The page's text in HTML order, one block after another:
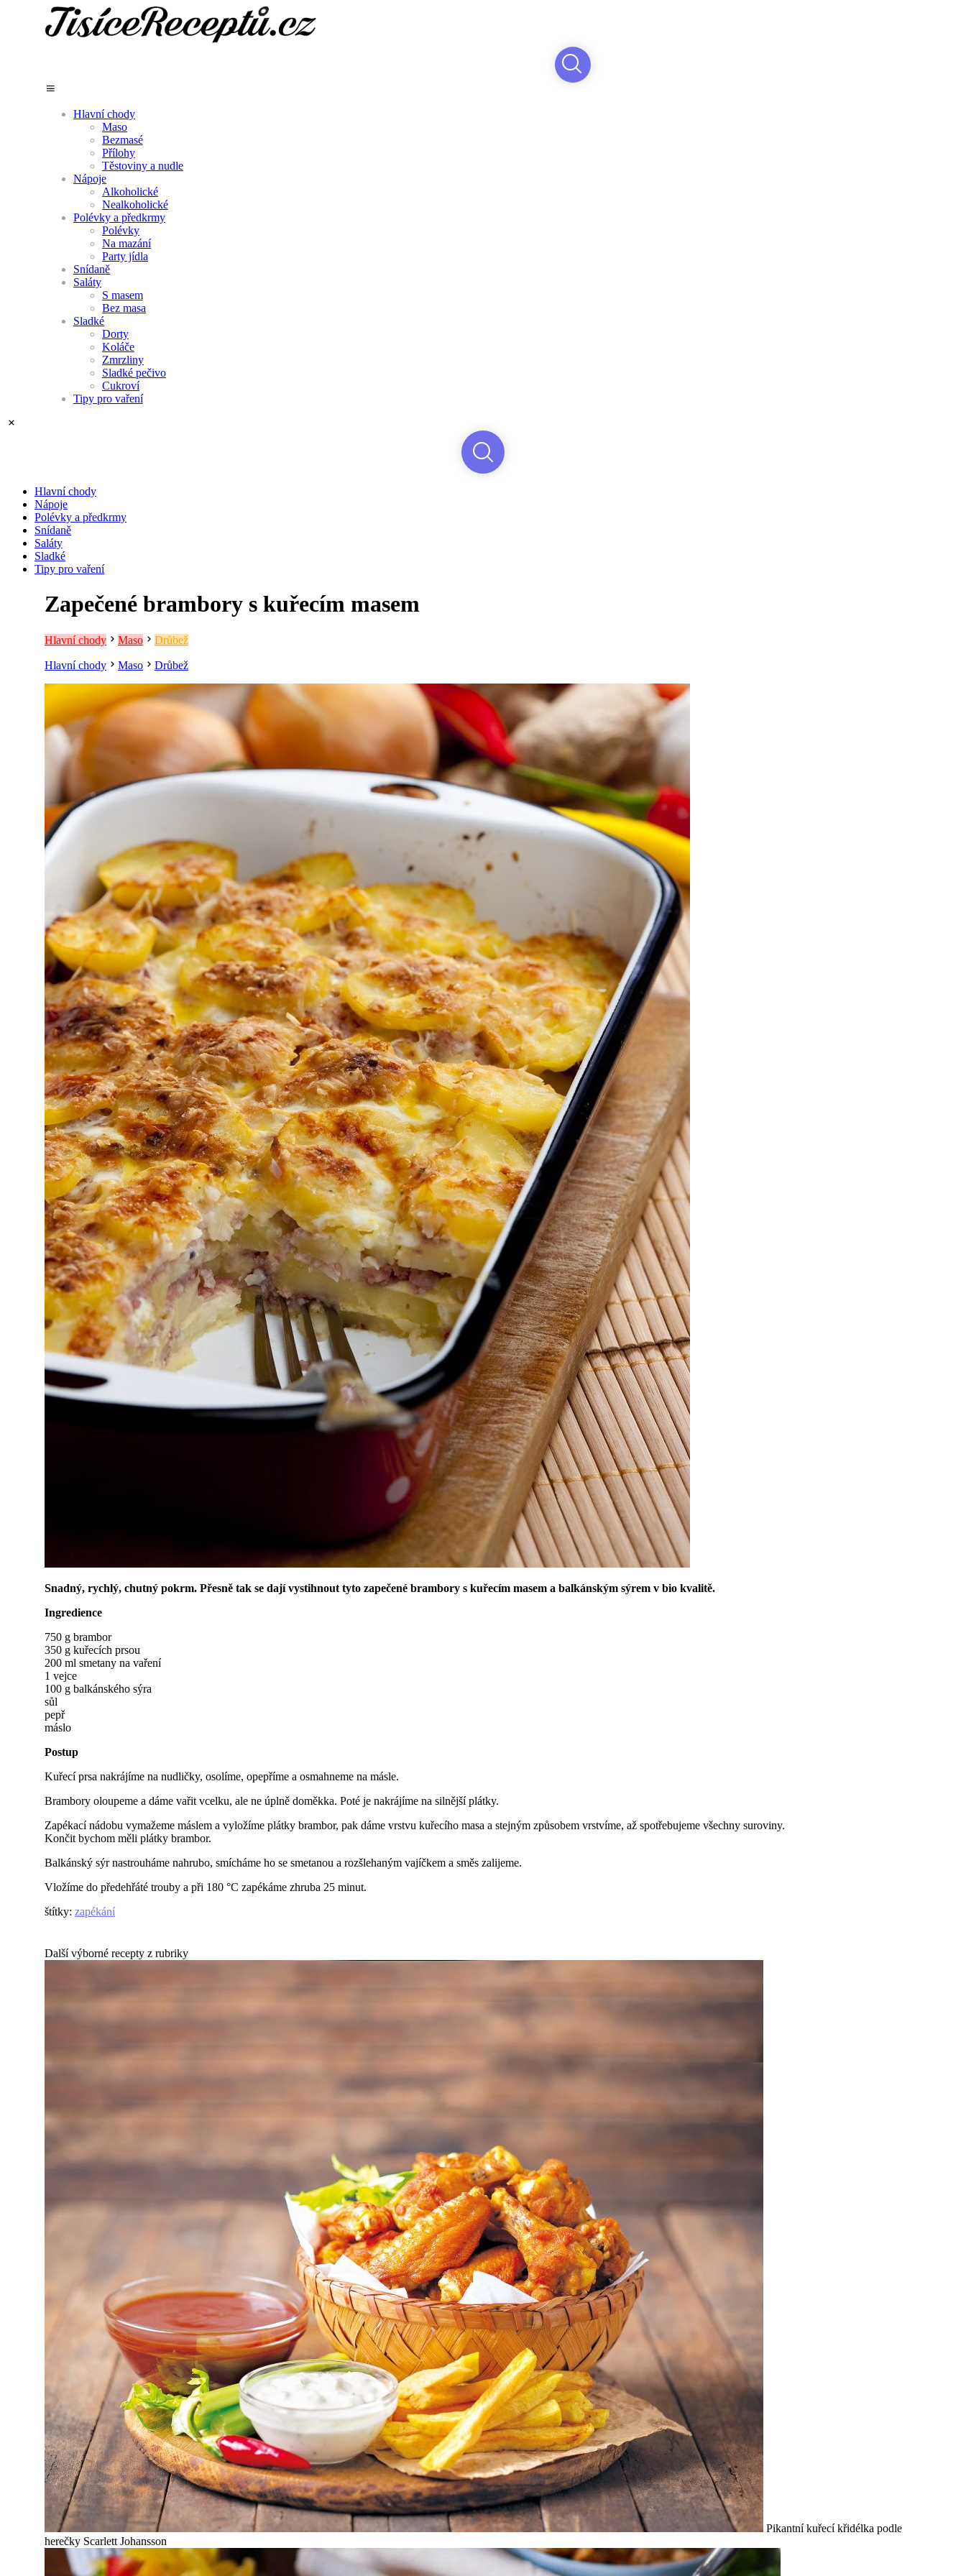
Hlavní chody
Maso
Bezmasé
Přílohy
Těstoviny a nudle
Nápoje
Alkoholické
Nealkoholické
Polévky a předkrmy
Polévky
Na mazání
Party jídla
Snídaně
Saláty
S masem
Bez masa
Sladké
Dorty
Koláče
Zmrzliny
Sladké pečivo
Cukroví
Tipy pro vaření
Hlavní chody
Nápoje
Polévky a předkrmy
Snídaně
Saláty
Sladké
Tipy pro vaření
Zapečené brambory s kuřecím masem
Hlavní chody Maso Drůbež
Hlavní chody Maso Drůbež
Snadný, rychlý, chutný pokrm. Přesně tak se dají vystihnout tyto zapečené brambory s kuřecím masem a balkánským sýrem v bio kvalitě.
Ingredience
750 g brambor
350 g kuřecích prsou
200 ml smetany na vaření
1 vejce
100 g balkánského sýra
sůl
pepř
máslo
Postup
Kuřecí prsa nakrájíme na nudličky, osolíme, opepříme a osmahneme na másle.
Brambory oloupeme a dáme vařit vcelku, ale ne úplně doměkka. Poté je nakrájíme na silnější plátky.
Zapékací nádobu vymažeme máslem a vyložíme plátky brambor, pak dáme vrstvu kuřecího masa a stejným způsobem vrstvíme, až spotřebujeme všechny suroviny.
Končit bychom měli plátky brambor.
Balkánský sýr nastrouháme nahrubo, smícháme ho se smetanou a rozšlehaným vajíčkem a směs zalijeme.
Vložíme do předehřáté trouby a při 180 °C zapékáme zhruba 25 minut.
štítky: zapékání
Další výborné recepty z rubriky
Pikantní kuřecí křidélka podle
herečky Scarlett Johansson